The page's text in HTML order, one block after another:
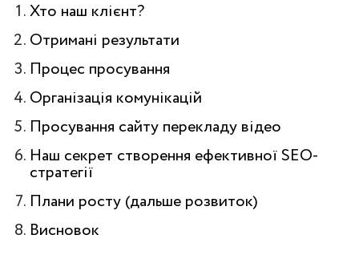
Хто наш клієнт?
Отримані результати
Процес просування
Організація комунікацій
Просування сайту перекладу відео
Наш секрет створення ефективної SEO-
стратегії
Плани росту (дальше розвиток)
Висновок